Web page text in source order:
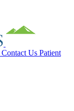
Contact Us Patient